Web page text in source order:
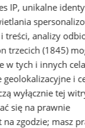
IP, unikalne
treści, analizy
trzecich (1845)
w tych i innych
i
wyłącznie tej
się na prawnie
zgodzie; masz